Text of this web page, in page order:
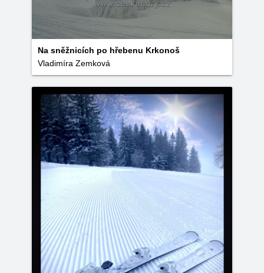
Na sněžnicích po hřebenu Krkonoš
Vladimíra Zemková